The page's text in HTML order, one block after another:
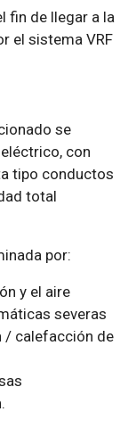
fin de llegar a la
el sistema VRF
se
con
tipo conductos
total
por:
y el aire
severas
/ calefacción de